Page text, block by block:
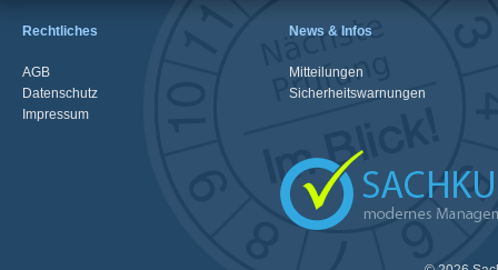
Rechtliches
AGB
Datenschutz
Impressum
News & Infos
Mitteilungen
Sicherheitswarnungen